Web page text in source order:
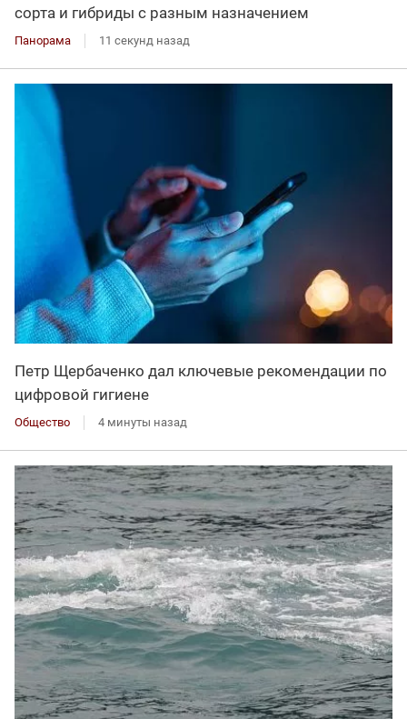
сорта и гибриды с разным назначением
Панорама 11 секунд назад
Петр Щербаченко дал ключевые рекомендации по
цифровой гигиене
Общество 4 минуты назад